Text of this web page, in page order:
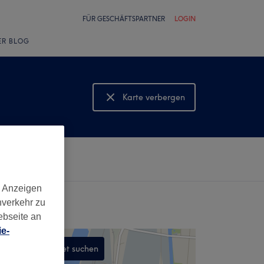
FÜR GESCHÄFTSPARTNER LOGIN
BLOG
Karte verbergen
Karte anzeigen
In diesem Gebiet suchen
zu
an